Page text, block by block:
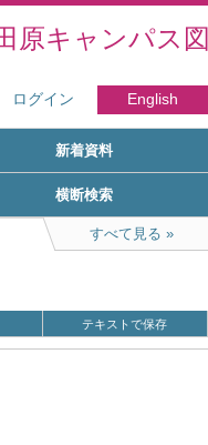
原キャンパス
ログイン English
新着資料
横断検索
すべて見る
テキストで保存